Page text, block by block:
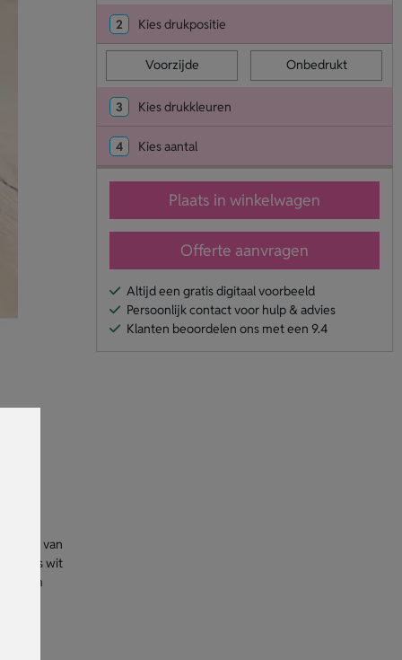
geniet van
is wit
je om
2 Kies drukpositie
Voorzijde Onbedrukt
3 Kies drukkleuren
4 Kies aantal
Plaats in winkelwagen
Offerte aanvragen
Altijd een gratis digitaal voorbeeld
Persoonlijk contact voor hulp & advies
Klanten beoordelen ons met een 9.4